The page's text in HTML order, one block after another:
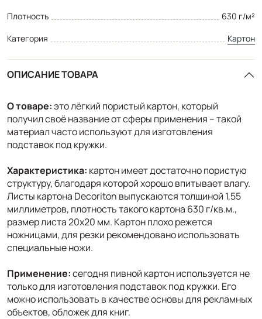
Плотность
630 г/м²
Категория
Картон
ОПИСАНИЕ ТОВАРА
О товаре:это лёгкий пористый картон, который
получил своё название от сферы применения – такой
материал часто используют для изготовления
подставок под кружки.
Характеристика: картон имеет достаточно пористую
структуру, благодаря которой хорошо впитывает влагу.
Листы картона Decoriton выпускаются толщиной 1,55
миллиметров, плотность такого картона 630 г/кв.м.,
размер листа 20х20 мм. Картон плохо режется
ножницами, для резки рекомендовано использовать
специальные ножи.
Применение:сегодня пивной картон используется не
только для изготовления подставок под кружки. Его
можно использовать в качестве основы для рекламных
объектов, обложек для книг.